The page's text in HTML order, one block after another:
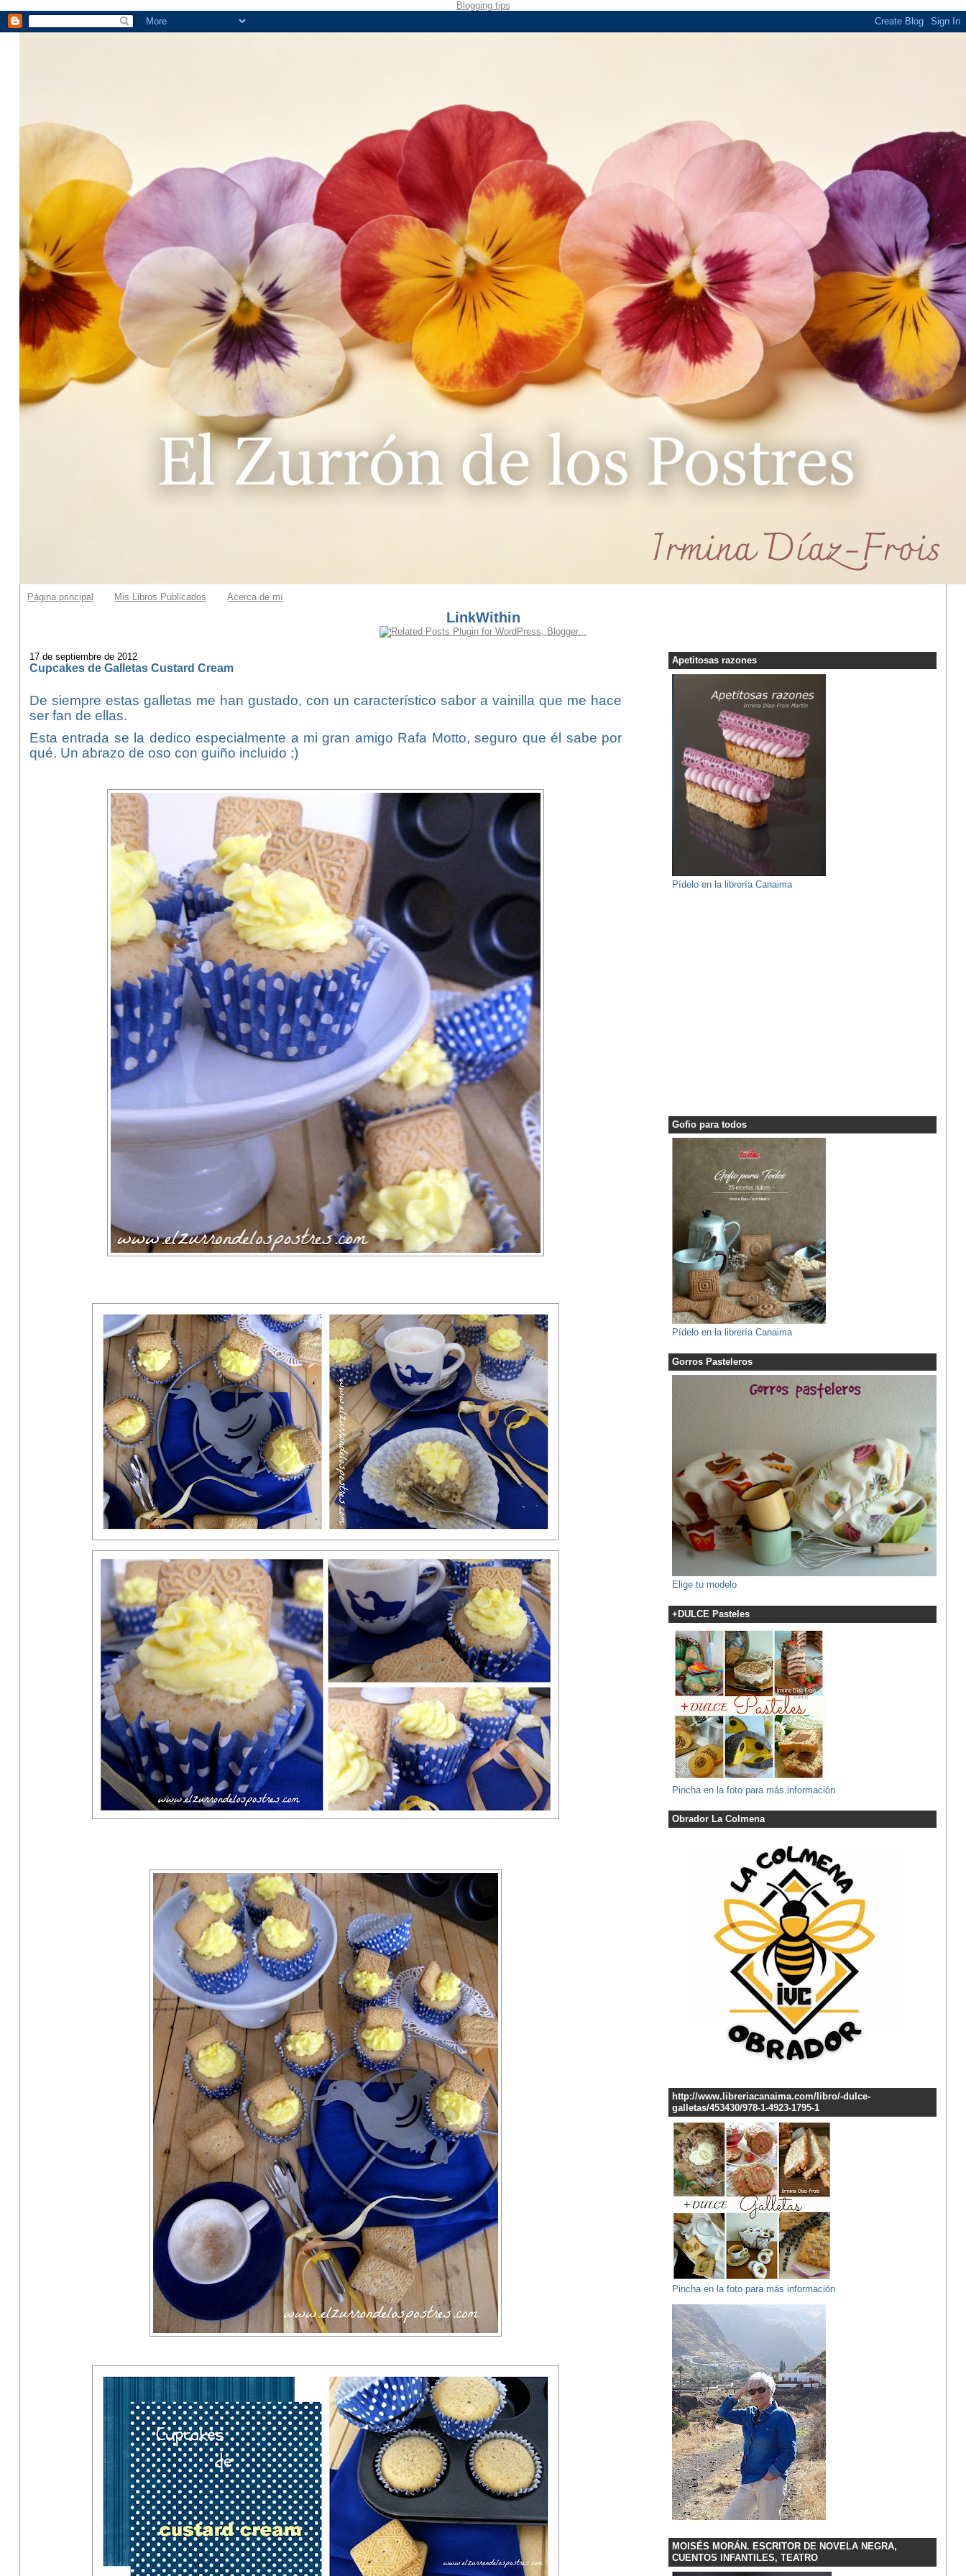
Blogging tips
Página principal Mis Libros Publicados Acerca de mí
LinkWithin
17 de septiembre de 2012
Cupcakes de Galletas Custard Cream
De siempre estas galletas me han gustado, con un característico sabor a vainilla que me hace
ser fan de ellas.
Esta entrada se la dedico especialmente a mi gran amigo Rafa Motto, seguro que él sabe por
qué. Un abrazo de oso con guiño incluido ;)
Apetitosas razones
Pídelo en la librería Canaima
Gofio para todos
Pídelo en la librería Canaima
Gorros Pasteleros
Elige tu modelo
+DULCE Pasteles
Pincha en la foto para más información
Obrador La Colmena
http://www.libreriacanaima.com/libro/-dulce-
galletas/453430/978-1-4923-1795-1
Pincha en la foto para más información
MOISÉS MORÁN. ESCRITOR DE NOVELA NEGRA,
CUENTOS INFANTILES, TEATRO